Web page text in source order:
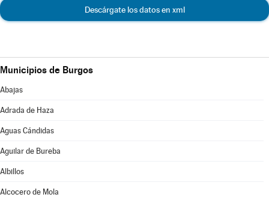
Descárgate los datos en xml
Municipios de Burgos
Abajas
Adrada de Haza
Aguas Cándidas
Aguilar de Bureba
Albillos
Alcocero de Mola